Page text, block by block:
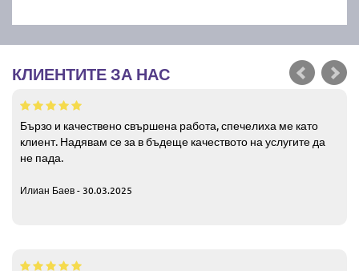
КЛИЕНТИТЕ ЗА НАС
Бързо и качествено свършена работа, спечелиха ме като
клиент. Надявам се за в бъдеще качеството на услугите да
не пада.
Илиан Баев - 30.03.2025